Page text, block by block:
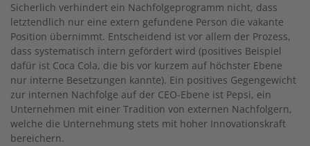
Sicherlich verhindert ein Nachfolgeprogramm nicht, dass
letztendlich nur eine extern gefundene Person die vakante
Position übernimmt. Entscheidend ist vor allem der Prozess,
dass systematisch intern gefördert wird (positives Beispiel
dafür ist Coca Cola, die bis vor kurzem auf höchster Ebene
nur interne Besetzungen kannte). Ein positives Gegengewicht
zur internen Nachfolge auf der CEO-Ebene ist Pepsi, ein
Unternehmen mit einer Tradition von externen Nachfolgern,
welche die Unternehmung stets mit hoher Innovationskraft
bereichern.